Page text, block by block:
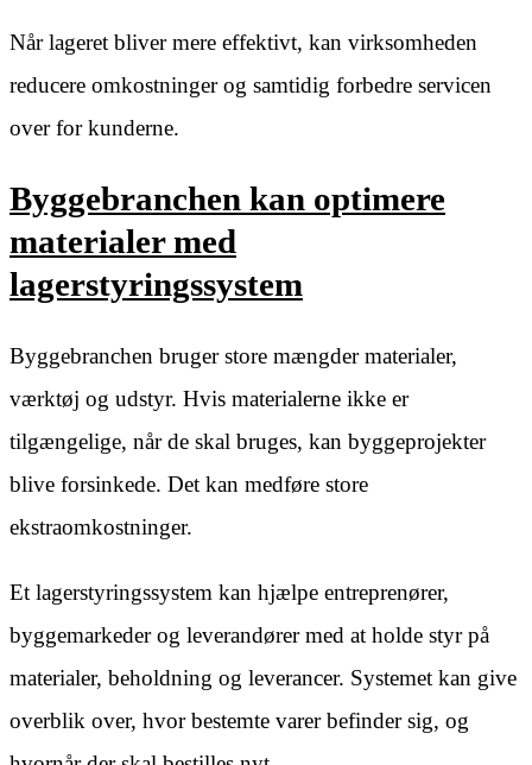
Når lageret bliver mere effektivt, kan virksomheden
reducere omkostninger og samtidig forbedre servicen
over for kunderne.
Byggebranchen kan optimere
materialer med
lagerstyringssystem
Byggebranchen bruger store mængder materialer,
værktøj og udstyr. Hvis materialerne ikke er
tilgængelige, når de skal bruges, kan byggeprojekter
blive forsinkede. Det kan medføre store
ekstraomkostninger.
Et lagerstyringssystem kan hjælpe entreprenører,
byggemarkeder og leverandører med at holde styr på
materialer, beholdning og leverancer. Systemet kan give
overblik over, hvor bestemte varer befinder sig, og